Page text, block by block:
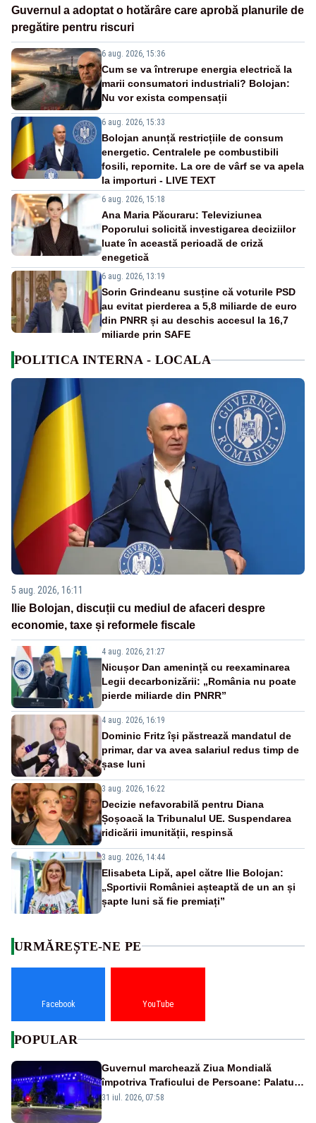
Guvernul a adoptat o hotărâre care aprobă planurile de
pregătire pentru riscuri
6 aug. 2026, 15:36
Cum se va întrerupe energia electrică la
marii consumatori industriali? Bolojan:
Nu vor exista compensații
6 aug. 2026, 15:33
Bolojan anunță restricțiile de consum
energetic. Centralele pe combustibili
fosili, repornite. La ore de vârf se va apela
la importuri - LIVE TEXT
6 aug. 2026, 15:18
Ana Maria Păcuraru: Televiziunea
Poporului solicită investigarea deciziilor
luate în această perioadă de criză
enegetică
6 aug. 2026, 13:19
Sorin Grindeanu susține că voturile PSD
au evitat pierderea a 5,8 miliarde de euro
din PNRR și au deschis accesul la 16,7
miliarde prin SAFE
POLITICA INTERNA - LOCALA
5 aug. 2026, 16:11
Ilie Bolojan, discuții cu mediul de afaceri despre
economie, taxe și reformele fiscale
4 aug. 2026, 21:27
Nicușor Dan amenință cu reexaminarea
Legii decarbonizării: „România nu poate
pierde miliarde din PNRR”
4 aug. 2026, 16:19
Dominic Fritz își păstrează mandatul de
primar, dar va avea salariul redus timp de
șase luni
3 aug. 2026, 16:22
Decizie nefavorabilă pentru Diana
Șoșoacă la Tribunalul UE. Suspendarea
ridicării imunității, respinsă
3 aug. 2026, 14:44
Elisabeta Lipă, apel către Ilie Bolojan:
„Sportivii României așteaptă de un an și
șapte luni să fie premiați”
URMĂREȘTE-NE PE
Facebook YouTube
POPULAR
Guvernul marchează Ziua Mondială
împotriva Traficului de Persoane: Palatul
Victoria, iluminat în albastru
31 iul. 2026, 07:58